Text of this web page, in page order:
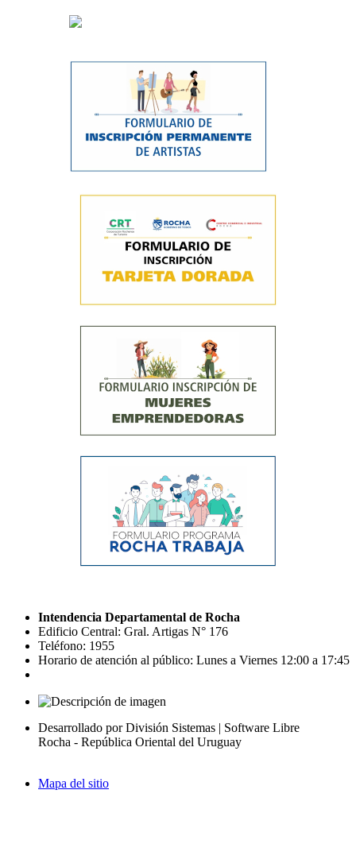
Intendencia Departamental de Rocha
Edificio Central: Gral. Artigas N° 176
Teléfono: 1955
Horario de atención al público: Lunes a Viernes 12:00 a 17:45
Desarrollado por División Sistemas | Software Libre
Rocha - República Oriental del Uruguay
Mapa del sitio